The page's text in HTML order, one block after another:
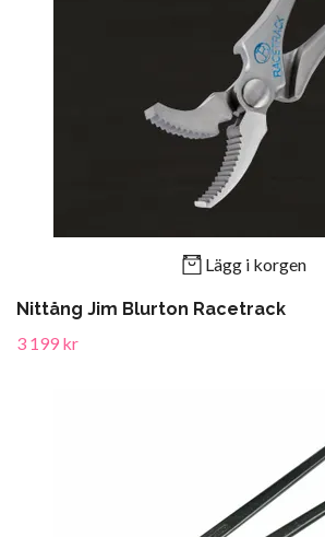
Lägg i korgen
Nittång Jim Blurton Racetrack
3 199 kr